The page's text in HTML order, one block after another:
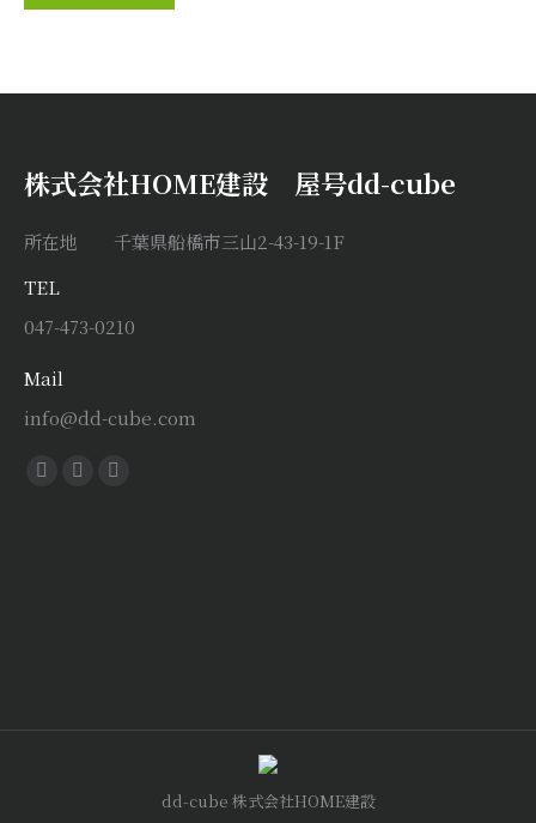
株式会社HOME建設 屋号dd-cube
所在地 千葉県船橋市三山2-43-19-1F
TEL
047-473-0210
Mail
info@dd-cube.com
Find us on:
Facebook
X
Instagram
dd-cube 株式会社HOME建設